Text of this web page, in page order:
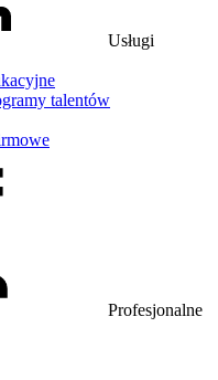
Usługi
talentów
Profesjonalne